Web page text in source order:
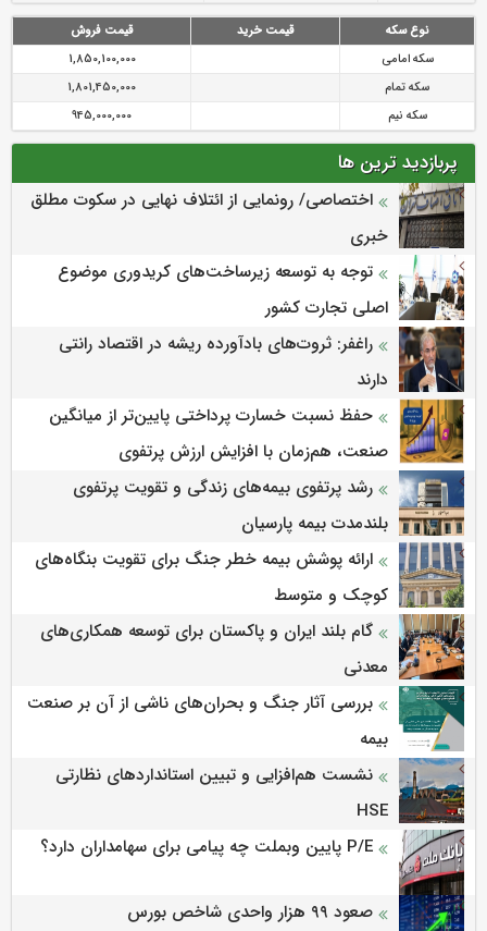
نوع سکه قیمت خرید
قیمت فروش
سکه امامی
1,850,100,000
سکه تمام
1,801,450,000
سکه نیم
945,000,000
پربازدید ترین ها
اختصاصی/ رونمایی از ائتلاف‌ نهایی در سکوت مطلق
خبری
توجه به توسعه زیرساخت‌های کریدوری موضوع
اصلی تجارت کشور
راغفر: ثروت‌های بادآورده ریشه در اقتصاد رانتی
دارند
حفظ نسبت خسارت پرداختی پایین‌تر از میانگین
صنعت، هم‌زمان با افزایش ارزش پرتفوی
رشد پرتفوی بیمه‌های زندگی و تقویت پرتفوی
بلندمدت بیمه پارسیان
ارائه پوشش بیمه خطر جنگ برای تقویت بنگاه‌های
کوچک و متوسط
گام بلند ایران و پاکستان برای توسعه همکاری‌های
معدنی
بررسی آثار جنگ و بحران‌های ناشی از آن بر صنعت
بیمه
نشست هم‌افزایی و تبیین استانداردهای نظارتی
HSE
P/E پایین وبملت چه پیامی برای سهامداران دارد؟
صعود ۹۹ هزار واحدی شاخص بورس